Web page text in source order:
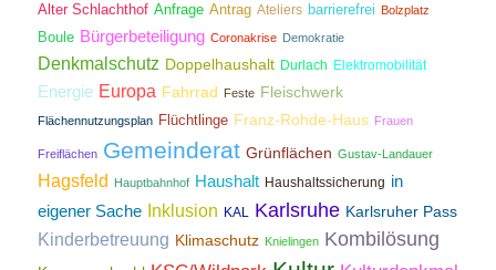
Alter Schlachthof Anfrage Antrag Ateliers barrierefrei Bolzplatz
Boule Bürgerbeteiligung Coronakrise Demokratie
Denkmalschutz Doppelhaushalt Durlach Elektromobilität
Energie Europa Fahrrad Feste Fleischwerk
Flächennutzungsplan Flüchtlinge Franz-Rohde-Haus Frauen
Freiflächen Gemeinderat Grünflächen Gustav-Landauer
Hagsfeld Hauptbahnhof Haushalt Haushaltssicherung in
eigener Sache
Inklusion KAL Karlsruhe Karlsruher Pass
Kinderbetreuung Klimaschutz Knielingen Kombilösung